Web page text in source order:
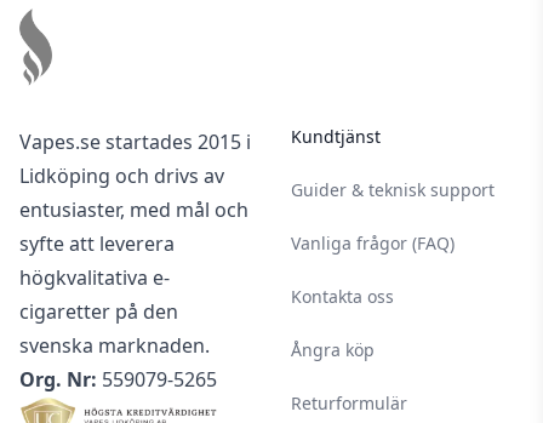
Vapes.se startades 2015 i
Lidköping och drivs av
entusiaster, med mål och
syfte att leverera
högkvalitativa e-
cigaretter på den
svenska marknaden.
Org. Nr: 559079-5265
Kundtjänst
Guider & teknisk support
Vanliga frågor (FAQ)
Kontakta oss
Ångra köp
Returformulär